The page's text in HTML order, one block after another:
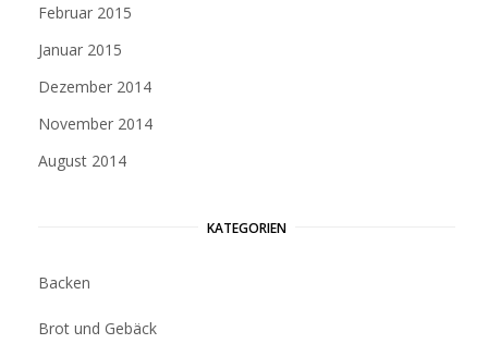
Februar 2015
Januar 2015
Dezember 2014
November 2014
August 2014
KATEGORIEN
Backen
Brot und Gebäck